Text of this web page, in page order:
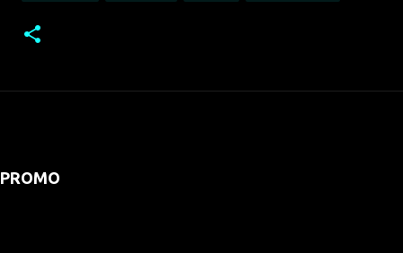
PROMO